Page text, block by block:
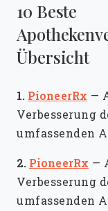
10 Beste
Übersicht
1. PioneerRx —
Verbesserung
umfassenden
2. PioneerRx —
Verbesserung
umfassenden